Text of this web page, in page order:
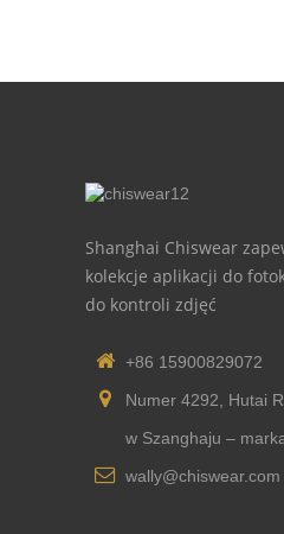
Shanghai Chiswear
kolekcje aplikacji do
do kontroli zdjęć
+86 15900829072
Numer 4292, Hutai
w Szanghaju –
wally@chiswear.com